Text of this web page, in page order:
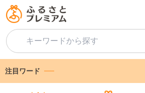
注目ワード